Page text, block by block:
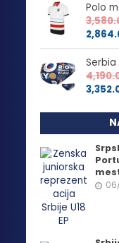
Polo
Serbia